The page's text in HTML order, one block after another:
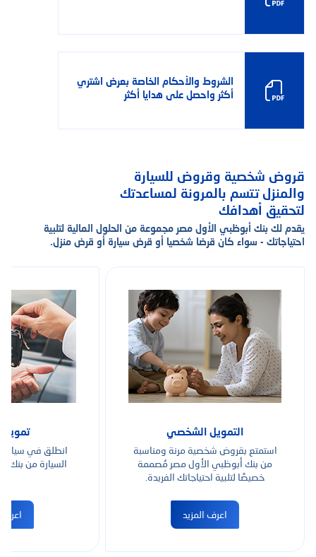
الشروط والأحكام الخاصة بعرض اشتري
أكثر واحصل على هدايا أكثر
قروض شخصية وقروض للسيارة
والمنزل تتسم بالمرونة لمساعدتك
لتحقيق أهدافك
يقدم لك بنك أبوظبي الأول مصر مجموعة من الحلول المالية لتلبية
احتياجاتك - سواء كان قرضا شخصيا أو قرض سيارة أو قرض منزل.
التمويل الشخصي
استمتع بقروض شخصية مرنة ومناسبة
من بنك أبوظبي الأول مصر مُصممة
خصيصًا لتلبية احتياجاتك الفريدة.
اعرف المزيد
تمويل
انطلق في
السيارة من بنك
اعرف